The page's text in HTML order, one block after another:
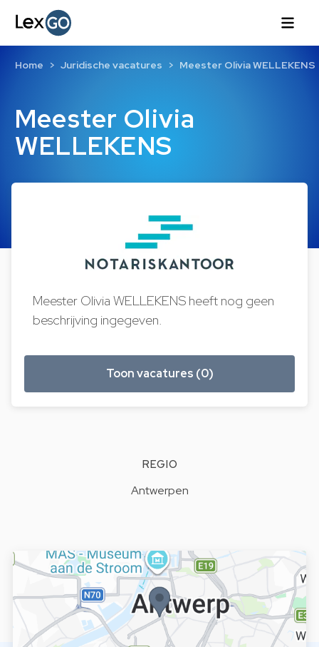
Meester Olivia
WELLEKENS
Home Juridische vacatures Meester Olivia WELLEKENS
Meester Olivia WELLEKENS heeft nog geen
beschrijving ingegeven.
Toon vacatures (0)
REGIO
Antwerpen